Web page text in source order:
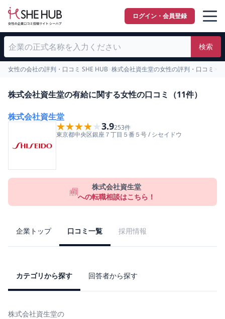
ログイン・会員登録
検索
女性の会社の評判・口コミ SHE HUB 株式会社資生堂の女性の評判・口コミ
株式会社資生堂の有給に関する女性の口コミ（11件）
株式会社資生堂
★★★★★
★★★★★3.9253件
東京都中央区銀座７丁目５番５号/シセイドウ
株式会社資生堂
への転職相談はこちら！
企業トップ 口コミ一覧 採用情報
カテゴリから探す 回答者から探す
株式会社資生堂の